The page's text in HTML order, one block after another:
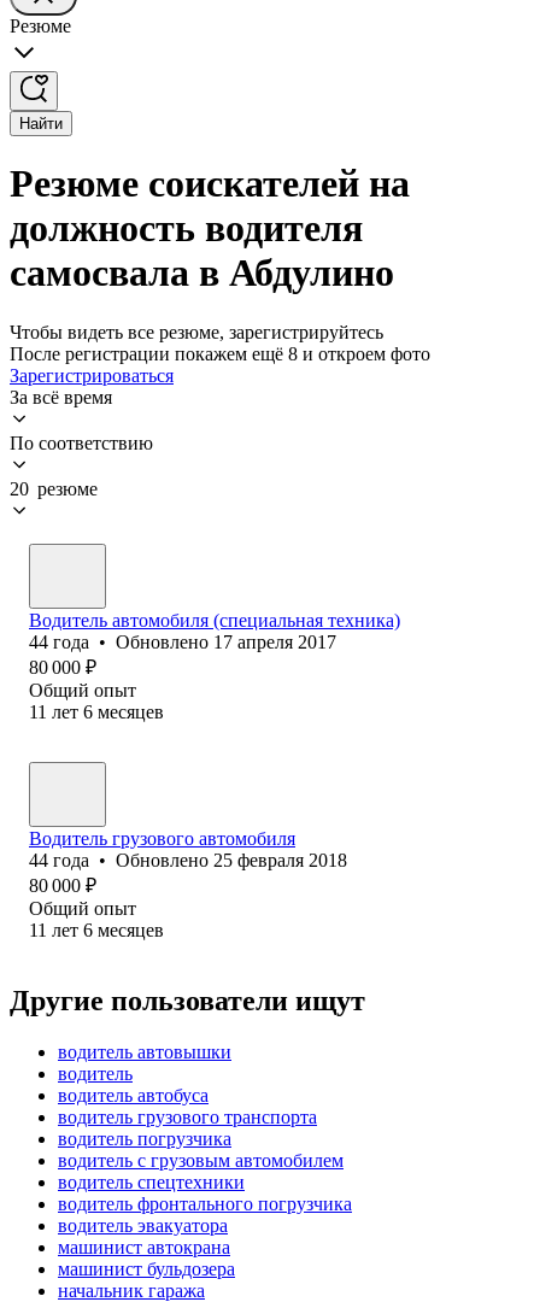
Резюме
Найти
Резюме соискателей на
должность водителя
самосвала в Абдулино
Чтобы видеть все резюме, зарегистрируйтесь
После регистрации покажем ещё 8 и откроем фото
Зарегистрироваться
За всё время
По соответствию
20 резюме
Водитель автомобиля (специальная техника)
44 года • Обновлено 17 апреля 2017
80 000 ₽
Общий опыт
11 лет 6 месяцев
Водитель грузового автомобиля
44 года • Обновлено 25 февраля 2018
80 000 ₽
Общий опыт
11 лет 6 месяцев
Другие пользователи ищут
водитель автовышки
водитель
водитель автобуса
водитель грузового транспорта
водитель погрузчика
водитель с грузовым автомобилем
водитель спецтехники
водитель фронтального погрузчика
водитель эвакуатора
машинист автокрана
машинист бульдозера
начальник гаража